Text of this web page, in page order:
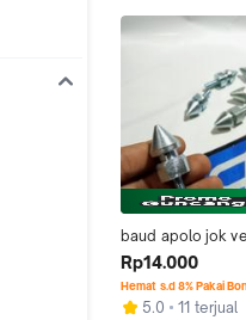
baud apolo jok
ukuran 11 dan 12
bagus
Rp14.000
Hemat s.d 8% Pakai
5.0
11 terjual